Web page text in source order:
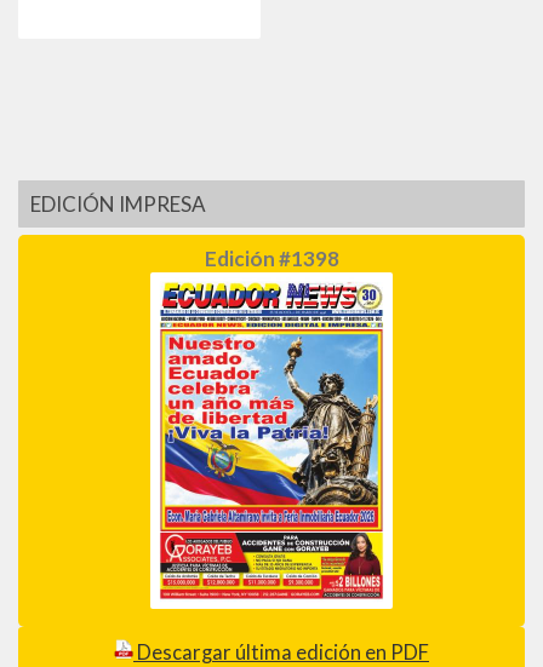
EDICIÓN IMPRESA
Edición #1398
Descargar última edición en PDF